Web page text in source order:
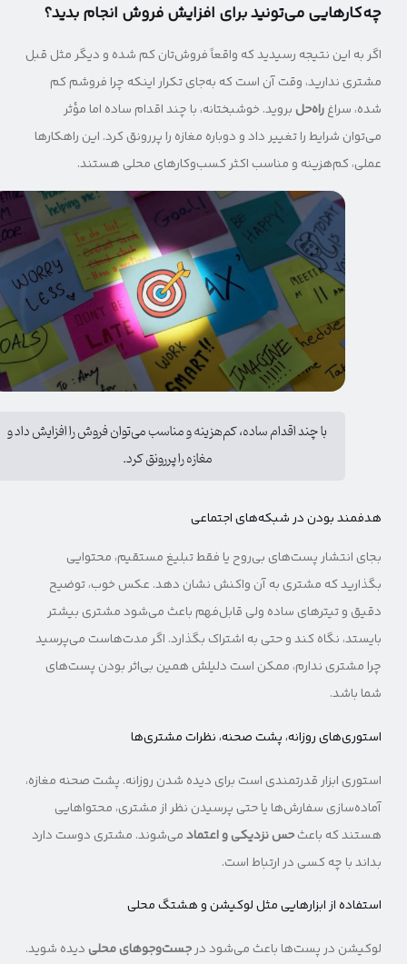
چه‌کارهایی می‌تونید برای افزایش فروش انجام بدید؟
اگر به این نتیجه رسیدید که واقعاً فروش‌تان کم شده و دیگر مثل قبل
مشتری ندارید، وقت آن است که به‌جای تکرار اینکه چرا فروشم کم
شده، سراغراه‌حلبروید. خوشبختانه، با چند اقدام ساده اما مؤثر
می‌توان شرایط را تغییر داد و دوباره مغازه را پررونق کرد. این راهکارها
عملی، کم‌هزینه و مناسب اکثر کسب‌وکارهای محلی هستند.
با چند اقدام ساده، کم‌هزینه و مناسب می‌توان فروش را افزایش داد و
مغازه را پررونق کرد.
هدفمند بودن در شبکه‌های اجتماعی
بجای انتشار پست‌های بی‌روح یا فقط تبلیغ مستقیم، محتوایی
بگذارید که مشتری به آن واکنش نشان دهد. عکس خوب، توضیح
دقیق و تیترهای ساده ولی قابل‌فهم باعث می‌شود مشتری بیشتر
بایستد، نگاه کند و حتی به اشتراک بگذارد. اگر مدت‌هاست می‌پرسید
چرا مشتری ندارم، ممکن است دلیلش همین بی‌اثر بودن پست‌های
شما باشد.
استوری‌های روزانه، پشت صحنه، نظرات مشتری‌ها
استوری ابزار قدرتمندی است برای دیده شدن روزانه. پشت صحنه مغازه،
آماده‌سازی سفارش‌ها یا حتی پرسیدن نظر از مشتری، محتواهایی
هستند که باعثحس نزدیکی و اعتمادمی‌شوند. مشتری دوست دارد
بداند با چه کسی در ارتباط است.
استفاده از ابزارهایی مثل لوکیشن و هشتگ محلی
لوکیشن در پست‌ها باعث می‌شود درجست‌وجوهای محلیدیده شوید.